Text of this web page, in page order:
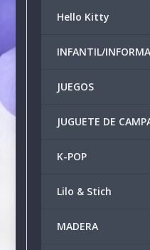
Hello Kitty
INFANTIL/
JUEGOS
JUGUETE DE
K-POP
Lilo & Stich
MADERA